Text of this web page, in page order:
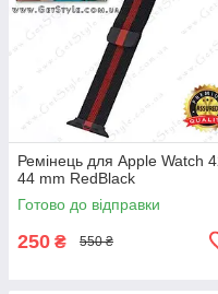
Ремінець для Apple Watch
44 mm RedBlack
Готово до відправки
250 ₴ 550 ₴